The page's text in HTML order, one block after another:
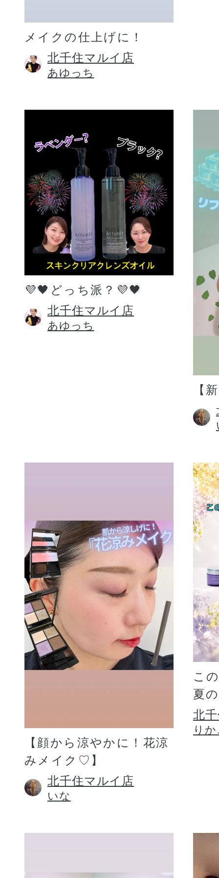
メイクの仕上げに！
北千住マルイ店
あゆっち
💜🖤どっち派？💜🖤
北千住マルイ店
あゆっち
【
【顔から涼やかに！花涼
みメイク♡】
北千住マルイ店
いな
こ
夏
北
り